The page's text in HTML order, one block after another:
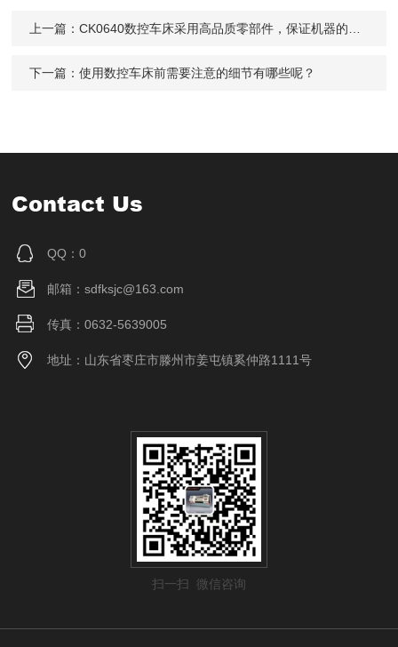
上一篇：CK0640数控车床采用高品质零部件，保证机器的稳定性
下一篇：使用数控车床前需要注意的细节有哪些呢？
Contact Us
QQ：0
邮箱：sdfksjc@163.com
传真：0632-5639005
地址：山东省枣庄市滕州市姜屯镇奚仲路1111号
扫一扫 微信咨询